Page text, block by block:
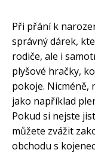
Při přání k
správný dárek,
rodiče, ale i
plyšové hračky,
pokoje. Nicméně,
jako například
Pokud si nejste
můžete zvážit
obchodu s